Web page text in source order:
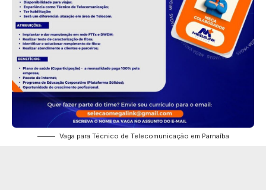
Vaga para Técnico de Telecomunicação em Parnaíba